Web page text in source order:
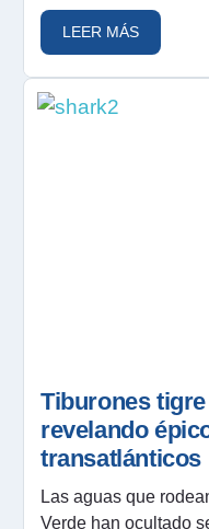
LEER MÁS
Tiburones
revelando
transatlánticos
Las aguas que
Verde han ocultado